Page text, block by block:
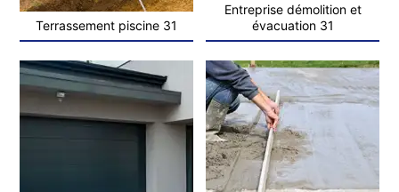
Terrassement piscine 31
Entreprise démolition et
évacuation 31